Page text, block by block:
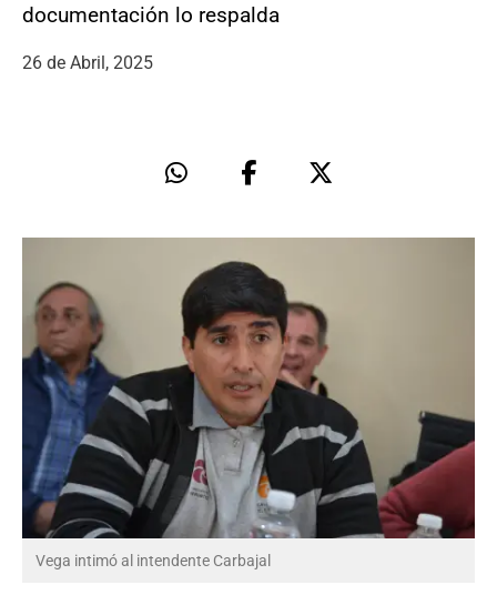
documentación lo respalda
26 de Abril, 2025
Vega intimó al intendente Carbajal